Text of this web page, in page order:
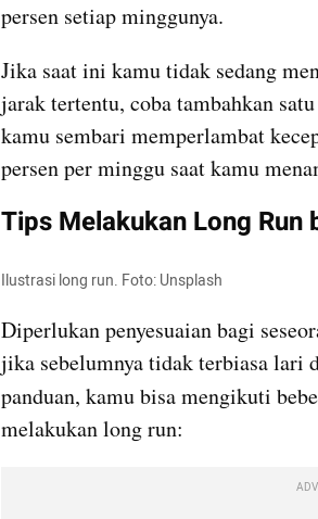
persen setiap minggunya.
Jika saat ini kamu tidak sedang
jarak tertentu, coba tambahkan
kamu sembari memperlambat
persen per minggu saat kamu
Tips Melakukan Long Run
Ilustrasi long run. Foto: Unsplash
Diperlukan penyesuaian bagi
jika sebelumnya tidak terbiasa lari
panduan, kamu bisa mengikuti
melakukan long run: